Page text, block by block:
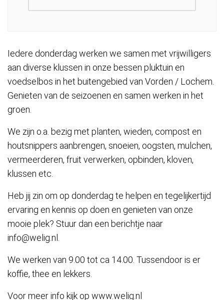
Iedere donderdag werken we samen met vrijwilligers
aan diverse klussen in onze bessen pluktuin en
voedselbos in het buitengebied van Vorden / Lochem.
Genieten van de seizoenen en samen werken in het
groen.
We zijn o.a. bezig met planten, wieden, compost en
houtsnippers aanbrengen, snoeien, oogsten, mulchen,
vermeerderen, fruit verwerken, opbinden, kloven,
klussen etc.
Heb jij zin om op donderdag te helpen en tegelijkertijd
ervaring en kennis op doen en genieten van onze
mooie plek? Stuur dan een berichtje naar
info@welig.nl.
We werken van 9.00 tot ca 14.00. Tussendoor is er
koffie, thee en lekkers.
Voor meer info kijk op www.welig.nl